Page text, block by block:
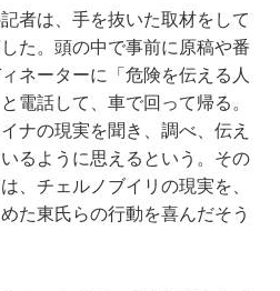
者は、手を抜いた取材をして
た。頭の中で事前に原稿や番
ネーターに「危険を伝える人
電話して、車で回って帰る。
ナの現実を聞き、調べ、伝え
るように思えるという。その
、チェルノブイリの現実を、
た東氏らの行動を喜んだそう